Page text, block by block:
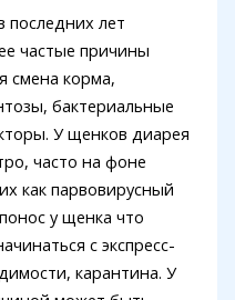
последних лет
частые причины
смена корма,
бактериальные
У щенков диарея
часто на фоне
как парвовирусный
у щенка что
с экспресс-
карантина. У